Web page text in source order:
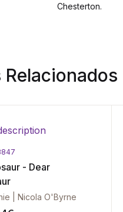
Chesterton.
- Dear
| Nicola O'Byrne